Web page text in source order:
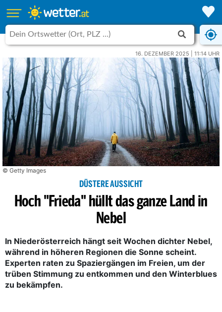
16. DEZEMBER 2025 | 11:14 UHR
© Getty Images
DÜSTERE AUSSICHT
Hoch "Frieda" hüllt das ganze Land in
Nebel
In Niederösterreich hängt seit Wochen dichter Nebel,
während in höheren Regionen die Sonne scheint.
Experten raten zu Spaziergängen im Freien, um der
trüben Stimmung zu entkommen und den Winterblues
zu bekämpfen.